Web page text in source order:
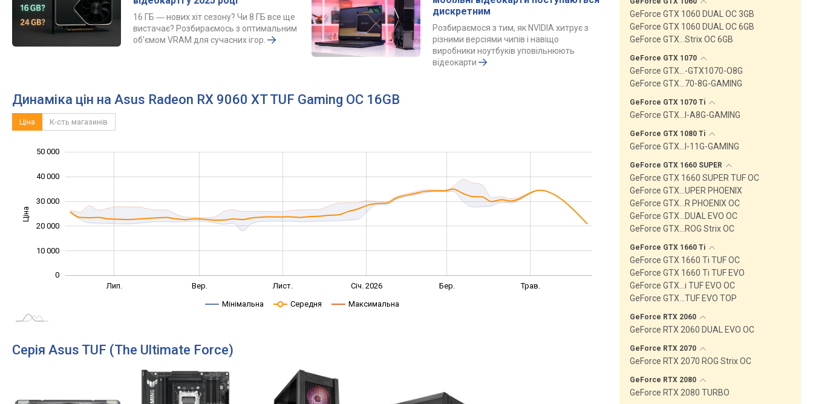
16 ГБ ― нових хіт сезону? Чи 8 ГБ все ще
вистачає? Розбираємось з оптимальним
об'ємом VRAM для сучасних ігор.
дискретним
Розбираємося з тим, як NVIDIA хитрує з
різними версіями чипів і навіщо
виробники ноутбуків уповільнюють
відеокарти
Динаміка цін на Asus Radeon RX 9060 XT TUF Gaming OC 16GB
Ціна К-сть магазинів
Ціна
0
10 000
20 000
30 000
40 000
50 000
Лип. Вер. Лист. Січ. 2026 Бер. Трав.
Мінімальна Середня Максимальна
Серія Asus TUF (The Ultimate Force)
GeForce GTX 1060 DUAL OC 3GB
GeForce GTX 1060 DUAL OC 6GB
GeForce GTX…Strix OC 6GB
GeForce GTX 1070
GeForce GTX…-GTX1070-O8G
GeForce GTX…70-8G-GAMING
GeForce GTX 1070 Ti
GeForce GTX…I-A8G-GAMING
GeForce GTX 1080 Ti
GeForce GTX…I-11G-GAMING
GeForce GTX 1660 SUPER
GeForce GTX 1660 SUPER TUF OC
GeForce GTX…UPER PHOENIX
GeForce GTX…R PHOENIX OC
GeForce GTX…DUAL EVO OC
GeForce GTX…ROG Strix OC
GeForce GTX 1660 Ti
GeForce GTX 1660 Ti TUF OC
GeForce GTX 1660 Ti TUF EVO
GeForce GTX…i TUF EVO OC
GeForce GTX…TUF EVO TOP
GeForce RTX 2060
GeForce RTX 2060 DUAL EVO OC
GeForce RTX 2070
GeForce RTX 2070 ROG Strix OC
GeForce RTX 2080
GeForce RTX 2080 TURBO